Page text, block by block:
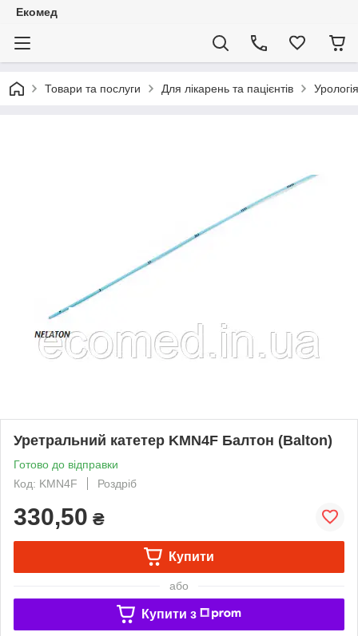
Екомед
Товари та послуги Для лікарень та пацієнтів Урологія
Уретральний катетер KMN4F Балтон (Balton)
Готово до відправки
Код: KMN4F
Роздріб
330,50 ₴
Купити
або
Купити з